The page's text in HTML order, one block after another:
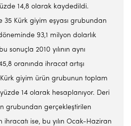
14,8 olarak kaydedildi.
35 Kürk giyim eşyası grubundan
93,1 milyon dolarlık
sonuçla 2010 yılının aynı
oranında ihracat artışı
giyim ürün grubunun toplam
14 olarak hesaplanıyor. Deri
grubundan gerçekleştirilen
ise, bu yılın Ocak-Haziran